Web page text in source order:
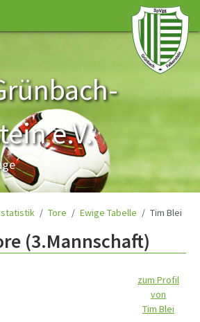
e.V.
Tore Ewige Tabelle Tim Blei
(3.Mannschaft)
zum Profil
von
Tim Blei